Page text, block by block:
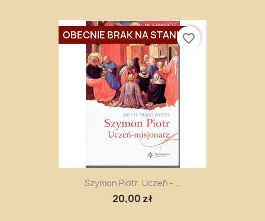
Szymon Piotr. Uczeń -...
20,00 zł
OBECNIE BRAK NA STANIEfavorite_border